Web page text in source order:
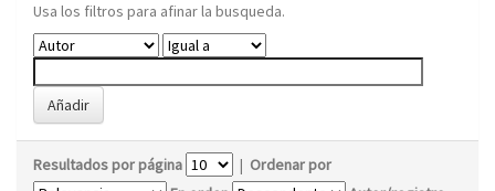
Usa los filtros para afinar la busqueda.
Resultados por página | Ordenar por